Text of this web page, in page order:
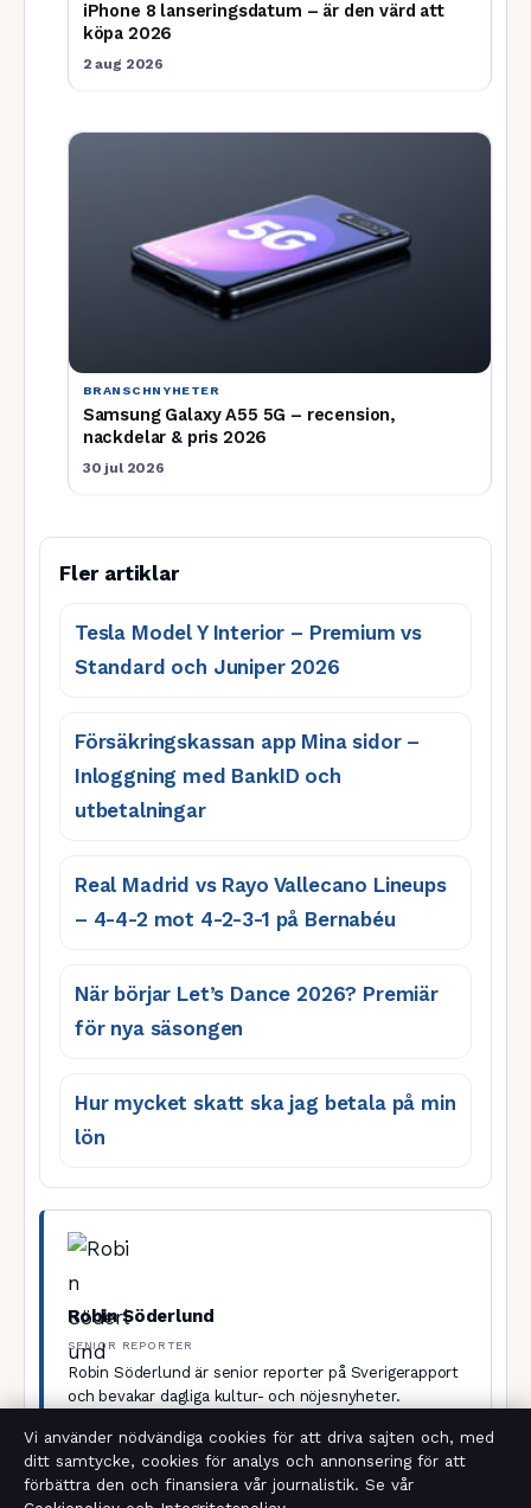
iPhone 8 lanseringsdatum – är den värd att
köpa 2026
2 aug 2026
BRANSCHNYHETER
Samsung Galaxy A55 5G – recension,
nackdelar & pris 2026
30 jul 2026
Fler artiklar
Tesla Model Y Interior – Premium vs
Standard och Juniper 2026
Försäkringskassan app Mina sidor –
Inloggning med BankID och
utbetalningar
Real Madrid vs Rayo Vallecano Lineups
– 4-4-2 mot 4-2-3-1 på Bernabéu
När börjar Let’s Dance 2026? Premiär
för nya säsongen
Hur mycket skatt ska jag betala på min
lön
Robin Söderlund
SENIOR REPORTER
Robin Söderlund är senior reporter på Sverigerapport
och bevakar dagliga kultur- och nöjesnyheter.
KATEGORIER
BRANSCHNYHETER
VÄRMA PIZZA I UGN – RÄTT TEMPERATUR OCH TID FÖR
Vi använder nödvändiga cookies för att driva sajten och, med
ditt samtycke, cookies för analys och annonsering för att
förbättra den och finansiera vår journalistik. Se vår